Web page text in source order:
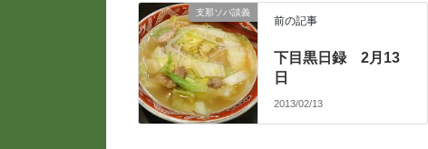
支那ソバ談義
前の記事
下目黒日録 2月13
日
2013/02/13